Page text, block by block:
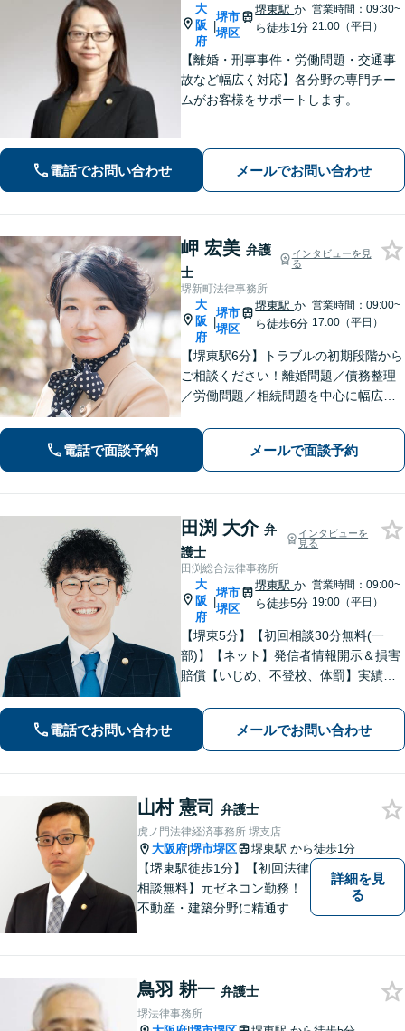
大
阪
府
|
堺市
堺区
堺東駅か
ら徒歩1分
営業時間：09:30~
21:00（平日）
【離婚・刑事事件・労働問題・交通事
故など幅広く対応】各分野の専門チー
ムがお客様をサポートします。
電話でお問い合わせ メールでお問い合わせ
岬 宏美 弁護
士
インタビューを見
る
堺新町法律事務所
大
阪
府
|
堺市
堺区
堺東駅か
ら徒歩6分
営業時間：09:00~
17:00（平日）
【堺東駅6分】トラブルの初期段階から
ご相談ください！離婚問題／債務整理
／労働問題／相続問題を中心に幅広く
とりに合った解決策をご提示いたしま
す【完全個室】
電話で面談予約 メールで面談予約
田渕 大介 弁
護士
インタビューを
見る
田渕総合法律事務所
大
阪
府
|
堺市
堺区
堺東駅か
ら徒歩5分
営業時間：09:00~
19:00（平日）
【堺東5分】【初回相談30分無料(一
部)】【ネット】発信者情報開示＆損害
賠償【いじめ、不登校、体罰】実績豊
利な条件での慰謝料・離婚【労働問
題】ハラスメント事案の実績／裁判を
見据えて加害者・会社と交渉【土日祝
対応】
電話でお問い合わせ メールでお問い合わせ
山村 憲司 弁護士
虎ノ門法律経済事務所 堺支店
大阪府|堺市堺区 堺東駅 から徒歩1分
【堺東駅徒歩1分】【初回法律
相談無料】元ゼネコン勤務！
不動産・建築分野に精通する
す！全国の支店ネットワーク
を活かし、迅速な解決を目指
します。【夜間土日祝可】
詳細を見
る
鳥羽 耕一 弁護士
堺法律事務所